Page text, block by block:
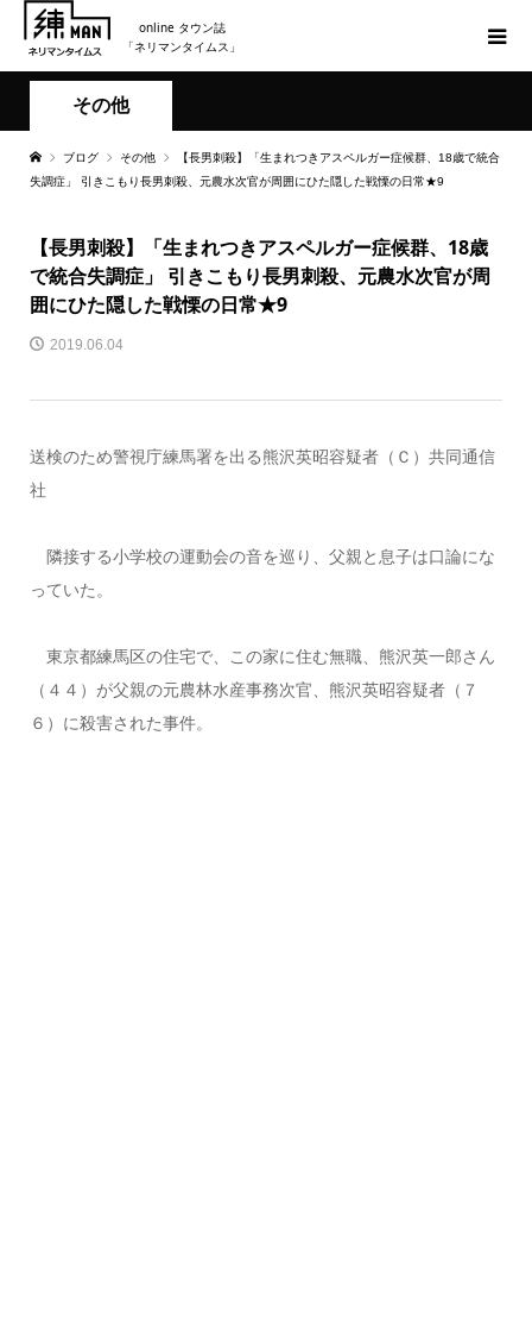
online タウン誌
「ネリマンタイムス」
その他
ブログ その他
【長男刺殺】「生まれつきアスペルガー症候群、18歳で統合
失調症」 引きこもり長男刺殺、元農水次官が周囲にひた隠した戦慄の日常★9
【長男刺殺】「生まれつきアスペルガー症候群、18歳
で統合失調症」 引きこもり長男刺殺、元農水次官が周
囲にひた隠した戦慄の日常★9
2019.06.04
送検のため警視庁練馬署を出る熊沢英昭容疑者（Ｃ）共同通信
社
隣接する小学校の運動会の音を巡り、父親と息子は口論にな
っていた。
東京都練馬区の住宅で、この家に住む無職、熊沢英一郎さん
（４４）が父親の元農林水産事務次官、熊沢英昭容疑者（７
６）に殺害された事件。